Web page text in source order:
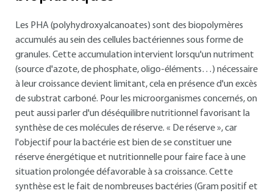
Les PHA (polyhydroxyalcanoates) sont des biopolymères
accumulés au sein des cellules bactériennes sous forme de
granules. Cette accumulation intervient lorsqu'un nutriment
(source d'azote, de phosphate, oligo-éléments…) nécessaire
à leur croissance devient limitant, cela en présence d'un excès
de substrat carboné. Pour les microorganismes concernés, on
peut aussi parler d'un déséquilibre nutritionnel favorisant la
synthèse de ces molécules de réserve. « De réserve », car
l'objectif pour la bactérie est bien de se constituer une
réserve énergétique et nutritionnelle pour faire face à une
situation prolongée défavorable à sa croissance. Cette
synthèse est le fait de nombreuses bactéries (Gram positif et